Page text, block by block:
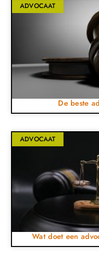
ADVOCAAT
De beste
ADVOCAAT
Wat doet een